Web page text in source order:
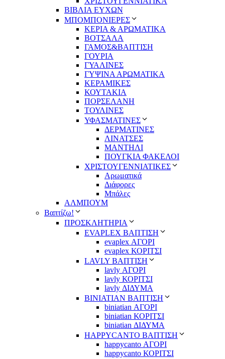
ΒΙΒΛΙΑ ΕΥΧΩΝ
ΜΠΟΜΠΟΝΙΕΡΕΣ
ΚΕΡΙΑ & ΑΡΩΜΑΤΙΚΑ
ΒΟΤΣΑΛΑ
ΓΑΜΟΣ&ΒΑΠΤΙΣΗ
ΓΟΥΡΙΑ
ΓΥΑΛΙΝΕΣ
ΓΥΨΙΝΑ ΑΡΩΜΑΤΙΚΑ
ΚΕΡΑΜΙΚΕΣ
ΚΟΥΤΑΚΙΑ
ΠΟΡΣΕΛΑΝΗ
ΤΟΥΛΙΝΕΣ
ΥΦΑΣΜΑΤΙΝΕΣ
ΔΕΡΜΑΤΙΝΕΣ
ΛΙΝΑΤΣΕΣ
ΜΑΝΤΗΛΙ
ΠΟΥΓΚΙΑ ΦΑΚΕΛΟΙ
ΧΡΙΣΤΟΥΓΕΝΝΙΑΤΙΚΕΣ
Αρωματικά
Διάφορες
Μπάλες
ΑΛΜΠΟΥΜ
Βαπτίζω!
ΠΡΟΣΚΛΗΤΗΡΙΑ
EVAPLEX ΒΑΠΤΙΣΗ
evaplex ΑΓΟΡΙ
evaplex ΚΟΡΙΤΣΙ
LAVLY ΒΑΠΤΙΣΗ
lavly ΑΓΟΡΙ
lavly ΚΟΡΙΤΣΙ
lavly ΔΙΔΥΜΑ
ΒΙΝΙΑΤΙΑΝ ΒΑΠΤΙΣΗ
biniatian ΑΓΟΡΙ
biniatian ΚΟΡΙΤΣΙ
biniatian ΔΙΔΥΜΑ
HAPPYCANTO ΒΑΠΤΙΣΗ
happycanto ΑΓΟΡΙ
happycanto ΚΟΡΙΤΣΙ